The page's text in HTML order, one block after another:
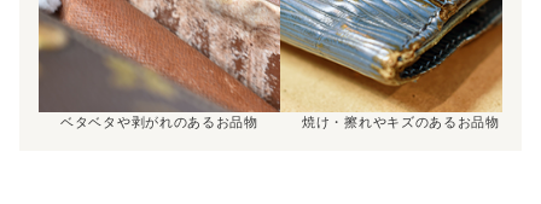
ベタベタや剥がれのあるお品物 焼け・擦れやキズのあるお品物